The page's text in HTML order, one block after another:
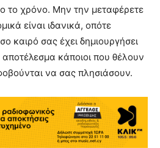
το χρόνο. Μην την μεταφέρετε
είναι ιδανικά, οπότε
καιρό σας έχει δημιουργήσει
κάποιοι που θέλουν
να σας πλησιάσουν.